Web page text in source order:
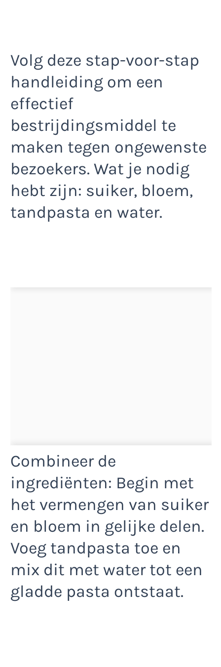
Volg deze stap-voor-stap
handleiding om een
effectief
bestrijdingsmiddel te
maken tegen ongewenste
bezoekers. Wat je nodig
hebt zijn: suiker, bloem,
tandpasta en water.
Combineer de
ingrediënten: Begin met
het vermengen van suiker
en bloem in gelijke delen.
Voeg tandpasta toe en
mix dit met water tot een
gladde pasta ontstaat.